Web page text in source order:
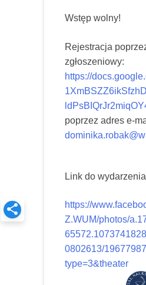
Wstęp wolny!
Rejestracja
zgłoszeniowy:
https://
poprzez adres e-
Link do
https://
Z.WUM/photos/
0802613/
type=3&theater